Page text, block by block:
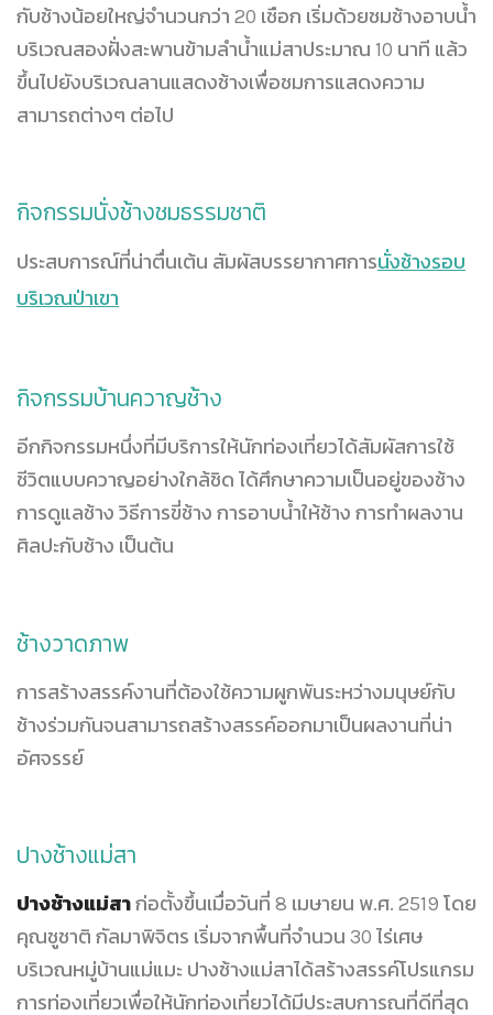
กับช้างน้อยใหญ่จำนวนกว่า 20 เชือก เริ่มด้วยชมช้างอาบน้ำ
บริเวณสองฝั่งสะพานข้ามลำน้ำแม่สาประมาณ 10 นาที แล้ว
ขึ้นไปยังบริเวณลานแสดงช้างเพื่อชมการแสดงความ
สามารถต่างๆ ต่อไป
กิจกรรมนั่งช้างชมธรรมชาติ
ประสบการณ์ที่น่าตื่นเต้น สัมผัสบรรยากาศการนั่งช้างรอบ
บริเวณป่าเขา
กิจกรรมบ้านควาญช้าง
อีกกิจกรรมหนึ่งที่มีบริการให้นักท่องเที่ยวได้สัมผัสการใช้
ชีวิตแบบควาญอย่างใกล้ชิด ได้ศึกษาความเป็นอยู่ของช้าง
การดูแลช้าง วิธีการขี่ช้าง การอาบน้ำให้ช้าง การทำผลงาน
ศิลปะกับช้าง เป็นต้น
ช้างวาดภาพ
การสร้างสรรค์งานที่ต้องใช้ความผูกพันระหว่างมนุษย์กับ
ช้างร่วมกันจนสามารถสร้างสรรค์ออกมาเป็นผลงานที่น่า
อัศจรรย์
ปางช้างแม่สา
ปางช้างแม่สาก่อตั้งขึ้นเมื่อวันที่ 8 เมษายน พ.ศ. 2519 โดย
คุณชูชาติ กัลมาพิจิตร เริ่มจากพื้นที่จำนวน 30 ไร่เศษ
บริเวณหมู่บ้านแม่แมะ ปางช้างแม่สาได้สร้างสรรค์โปรแกรม
การท่องเที่ยวเพื่อให้นักท่องเที่ยวได้มีประสบการณที่ดีที่สุด